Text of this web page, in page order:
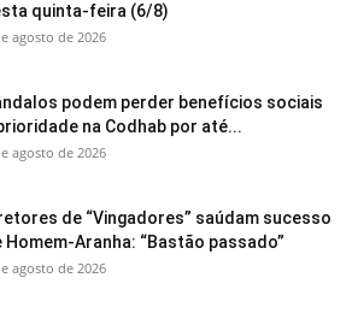
quinta-feira (6/8)
agosto de 2026
podem perder benefícios sociais
na Codhab por até...
agosto de 2026
de “Vingadores” saúdam sucesso
Homem-Aranha: “Bastão passado”
agosto de 2026